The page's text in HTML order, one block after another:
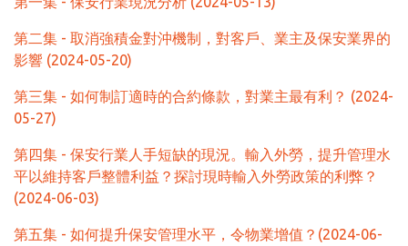
第二集 - 取消強積金對沖機制，對客戶、業主及保安業界的
影響 (2024-05-20)
第三集 - 如何制訂適時的合約條款，對業主最有利？ (2024-
05-27)
第四集 - 保安行業人手短缺的現況。輸入外勞，提升管理水
平以維持客戶整體利益？探討現時輸入外勞政策的利弊？
(2024-06-03)
第五集 - 如何提升保安管理水平，令物業增值？(2024-06-